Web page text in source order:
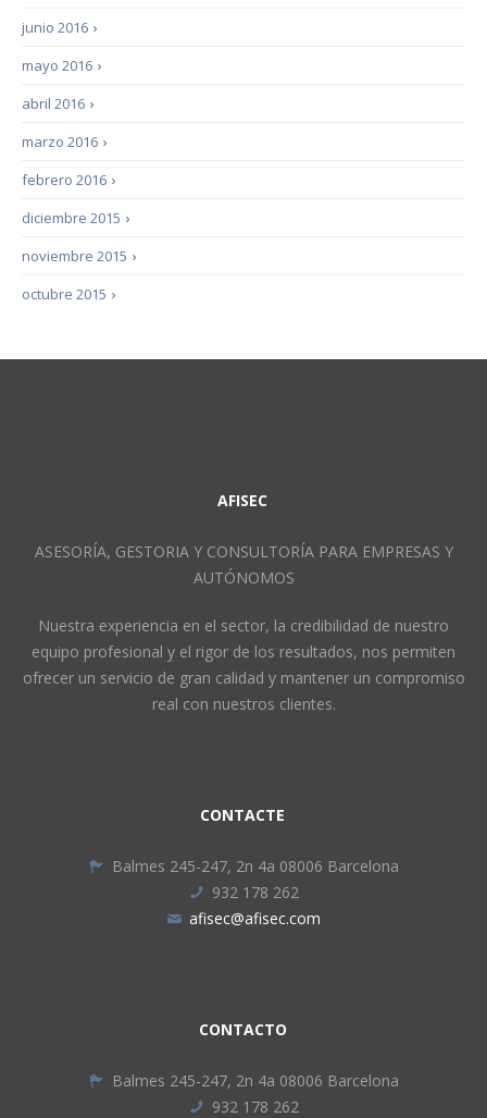
›
junio 2016
›
mayo 2016
›
abril 2016
›
marzo 2016
›
febrero 2016
›
diciembre 2015
›
noviembre 2015
›
octubre 2015
AFISEC
ASESORÍA, GESTORIA Y CONSULTORÍA PARA EMPRESAS Y
AUTÓNOMOS
Nuestra experiencia en el sector, la credibilidad de nuestro
equipo profesional y el rigor de los resultados, nos permiten
ofrecer un servicio de gran calidad y mantener un compromiso
real con nuestros clientes.
CONTACTE
Balmes 245-247, 2n 4a 08006 Barcelona
932 178 262
afisec@afisec.com
CONTACTO
Balmes 245-247, 2n 4a 08006 Barcelona
932 178 262